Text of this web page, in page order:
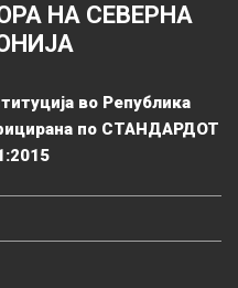
НА СЕВЕРНА
во Република
по СТАНДАРДОТ